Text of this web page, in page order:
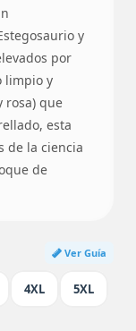
y
por
limpio y
rosa) que
esta
de la ciencia
de
Ver Guía
4XL 5XL